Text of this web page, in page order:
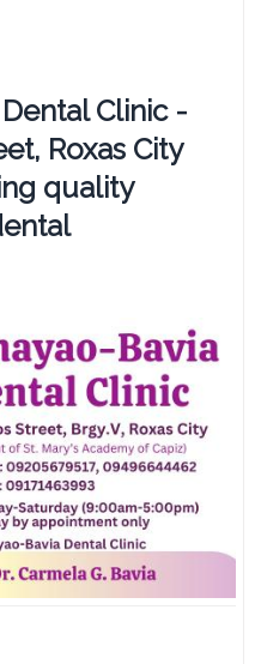
Clinic -
Roxas City
quality